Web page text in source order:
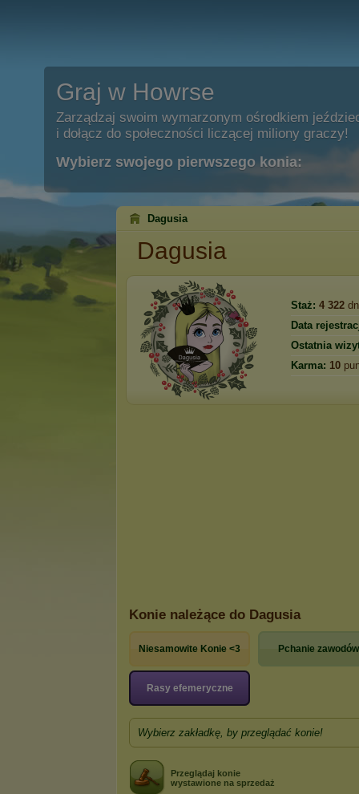
Graj w Howrse
Zarządzaj swoim wymarzonym ośrodkiem
i dołącz do społeczności liczącej miliony graczy!
Wybierz swojego pierwszego konia:
Dagusia
Dagusia
Staż: 4 322
Data
Ostatnia
Karma: 10
Konie należące do Dagusia
Niesamowite Konie <3 Pchanie zawodów
Rasy efemeryczne
Wybierz zakładkę, by przeglądać konie!
Przeglądaj konie
wystawione na sprzedaż